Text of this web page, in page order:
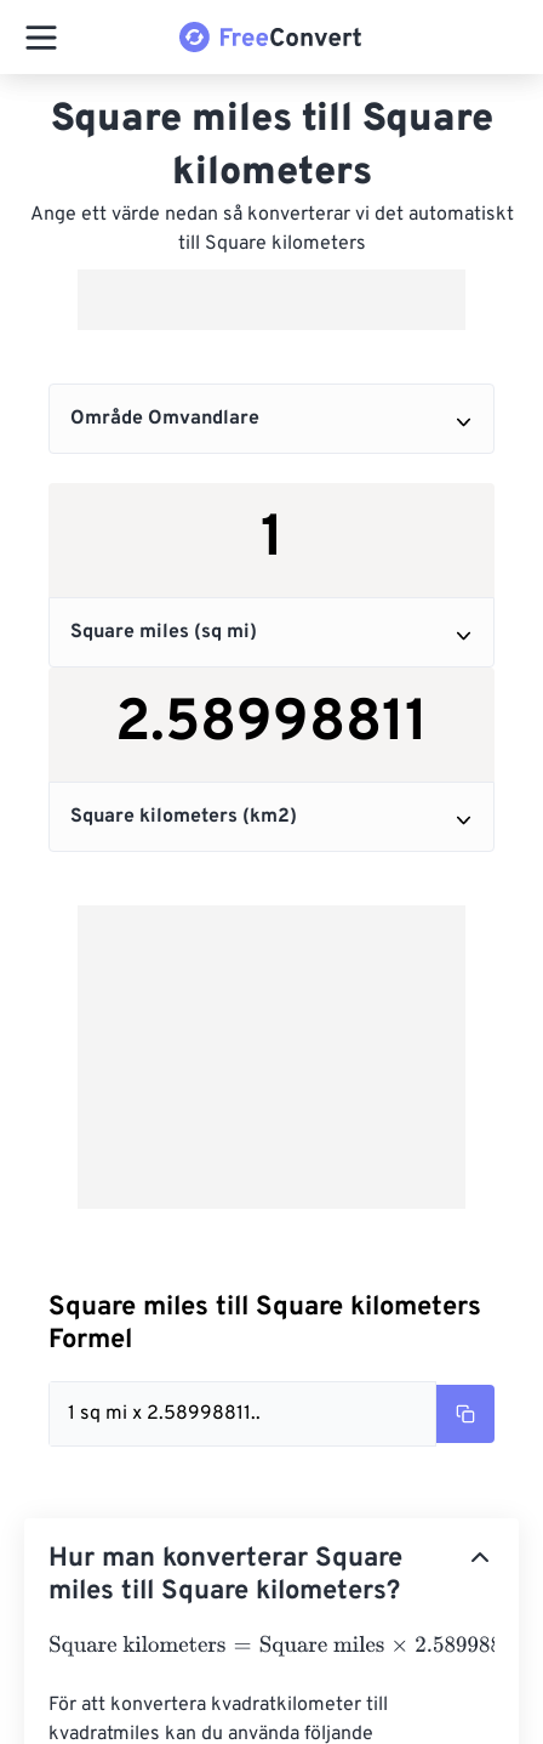
Square miles till Square
kilometers
Ange ett värde nedan så konverterar vi det automatiskt
till Square kilometers
Square miles till Square kilometers
Formel
1 sq mi x 2.58998811..
Hur man konverterar Square
miles till Square kilometers?
Square kilometers=Square miles×2.589988110336
För att konvertera kvadratkilometer till
kvadratmiles kan du använda följande